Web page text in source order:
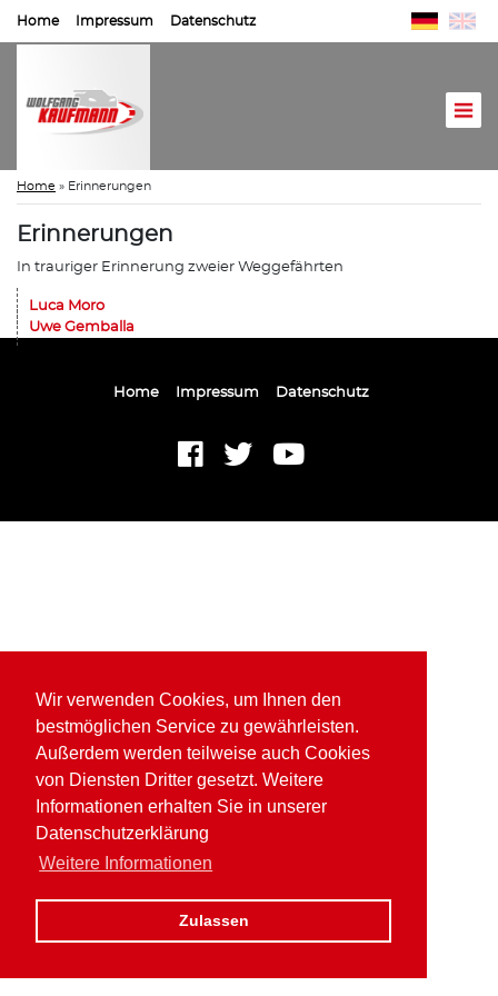
Wir verwenden Cookies, um Ihnen den
bestmöglichen Service zu gewährleisten.
Außerdem werden teilweise auch Cookies
von Diensten Dritter gesetzt. Weitere
Informationen erhalten Sie in unserer
Datenschutzerklärung
Weitere Informationen
Zulassen
Home Impressum Datenschutz
Home » Erinnerungen
Erinnerungen
In trauriger Erinnerung zweier Weggefährten
Luca Moro
Uwe Gemballa
Home Impressum Datenschutz